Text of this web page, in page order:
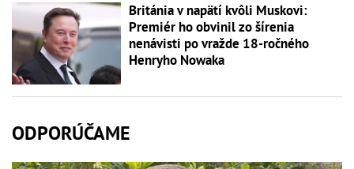
Británia v napätí kvôli Muskovi:
Premiér ho obvinil zo šírenia
nenávisti po vražde 18-ročného
Henryho Nowaka
ODPORÚČAME